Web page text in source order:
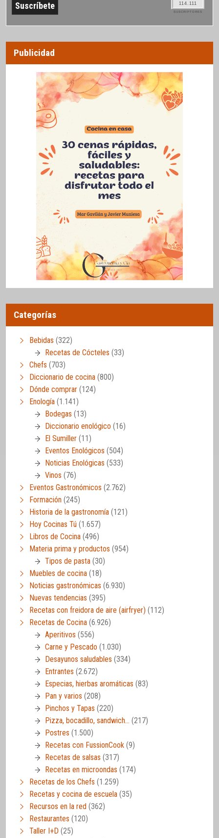
114.111
SUSCRIPTORES
Publicidad
Categorías
Bebidas (322)
Recetas de Cócteles (33)
Chefs (703)
Diccionario de cocina (800)
Dónde comprar (124)
Enología (1.141)
Bodegas (13)
Diccionario enológico (16)
El Sumiller (11)
Eventos Enológicos (504)
Noticias Enológicas (533)
Vinos (76)
Eventos Gastronómicos (2.762)
Formación (245)
Historia de la gastronomía (121)
Hoy Cocinas Tú (1.657)
Libros de Cocina (496)
Materia prima y productos (954)
Tipos de pasta (30)
Muebles de cocina (18)
Noticias gastronómicas (6.930)
Nuevas tendencias (395)
Recetas con freidora de aire (airfryer) (112)
Recetas de Cocina (6.926)
Aperitivos (556)
Carne y Pescado (1.030)
Desayunos saludables (334)
Entrantes (2.672)
Especias, hierbas aromáticas (83)
Pan y varios (208)
Pinchos y Tapas (220)
Pizza, bocadillo, sandwich… (217)
Postres (1.500)
Recetas con FussionCook (9)
Recetas de salsas (317)
Recetas en microondas (174)
Recetas de los Chefs (1.259)
Recetas y cocina de escuela (35)
Recursos en la red (362)
Restaurantes (120)
Taller I+D (25)